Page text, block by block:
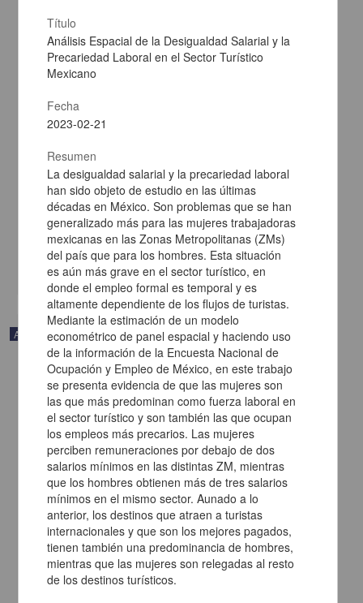
de las empresas del sector real colombiano que reportan a la
superintendencia de sociedades
Toro Sañudo, Mateo; Muñoz Osorio, Lina Maria; Velasquez
Echavarria, Victor Daniel - Facultad de Contaduría y
Administración, UNAM
2024-08-07
Ciencias Sociales y Económicas
Artículo
Exploring overconfidence bias and demographic moderation in
aggressive investor behavior; Evidence from Indonesia stock
Título
Análisis Espacial de la Desigualdad Salarial y la
Precariedad Laboral en el Sector Turístico
Mexicano
Fecha
2023-02-21
Resumen
La desigualdad salarial y la precariedad laboral
han sido objeto de estudio en las últimas
décadas en México. Son problemas que se han
generalizado más para las mujeres trabajadoras
mexicanas en las Zonas Metropolitanas (ZMs)
del país que para los hombres. Esta situación
es aún más grave en el sector turístico, en
donde el empleo formal es temporal y es
altamente dependiente de los flujos de turistas.
Mediante la estimación de un modelo
econométrico de panel espacial y haciendo uso
de la información de la Encuesta Nacional de
Ocupación y Empleo de México, en este trabajo
se presenta evidencia de que las mujeres son
las que más predominan como fuerza laboral en
el sector turístico y son también las que ocupan
los empleos más precarios. Las mujeres
perciben remuneraciones por debajo de dos
salarios mínimos en las distintas ZM, mientras
que los hombres obtienen más de tres salarios
mínimos en el mismo sector. Aunado a lo
anterior, los destinos que atraen a turistas
internacionales y que son los mejores pagados,
tienen también una predominancia de hombres,
mientras que las mujeres son relegadas al resto
de los destinos turísticos.